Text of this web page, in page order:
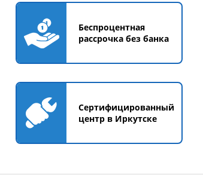
Беспроцентная
рассрочка без банка
Сертифицированный
центр в Иркутске